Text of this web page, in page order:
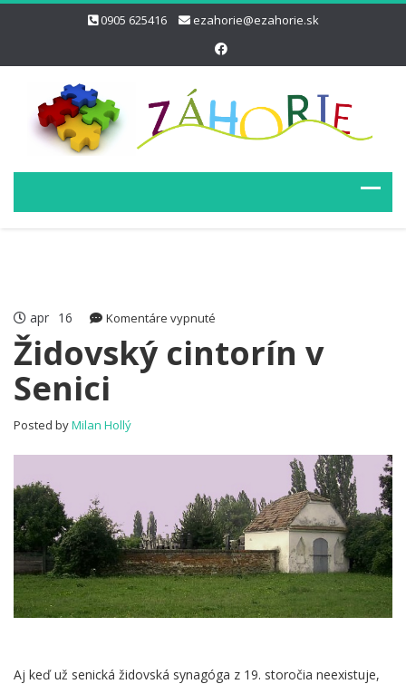
0905 625416 ezahorie@ezahorie.sk
apr 16 Komentáre vypnuté
cintorín
Židovský cintorín v
Senici
Posted byMilan Hollý
Aj keď už senická židovská synagóga z 19. storočia neexistuje,